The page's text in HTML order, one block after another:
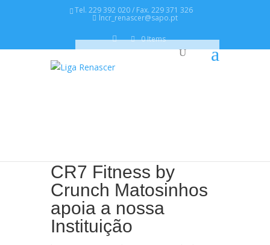
Tel. 229 392 020 / Fax. 229 371 326
lncr_renascer@sapo.pt
0 Items
CR7 Fitness by
Crunch Matosinhos
apoia a nossa
Instituição